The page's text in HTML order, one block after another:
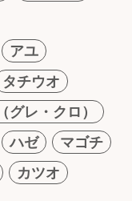
アユ
タチウオ
グレ・クロ）
ハゼ
マゴチ
カツオ